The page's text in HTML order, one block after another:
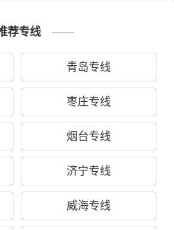
、钢材、食品、化纤、电子产
保证从临沂运输到北川县的货物
的北川县(全境)等区域，让客户
走的物流体验。所派遣的两名
的运输路线都了然于胸、轻车
不经停、不间歇。财根临沂物
能力、丰富的物流运输资源整
流运输为基础，以建设现代临
，通过专注精细化物流、差异
荐专线
青岛专线
枣庄专线
烟台专线
济宁专线
威海专线